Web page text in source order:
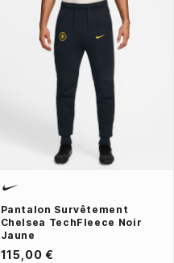
Pantalon Survêtement
Chelsea TechFleece Noir
Jaune
115,00 €